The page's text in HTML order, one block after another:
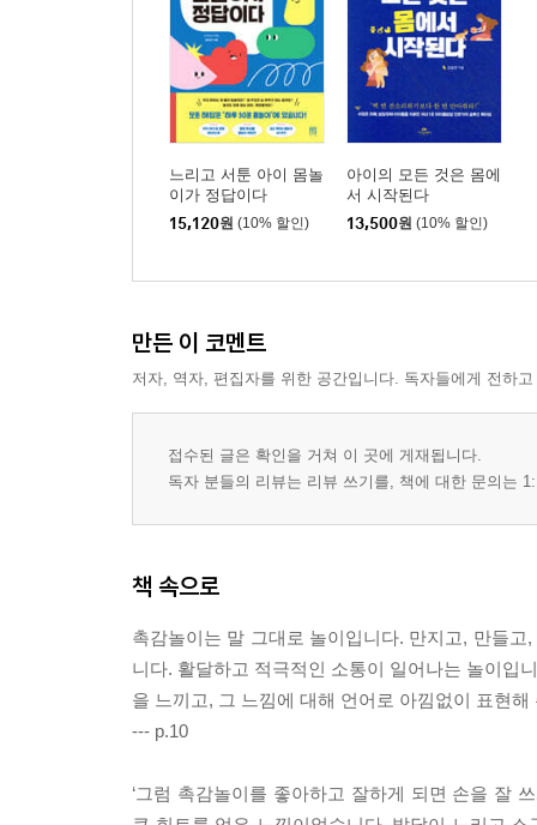
국수(소면) | 라면 | 당면(일반당면, 납작당면) | 파
4. 끈적끈적 손에 붙었어
물풀과 휴지 | 물풀과 스파게티면 | 물풀과 쌀 | 물
물엿과 밀가루 | 밥 | 흑설탕 | 마시멜로 | 라이스페
5. 끈적하고 묵직하네
물과 지점토 | 물과 옹기토(찰흙) | 밀가루 반죽 | 삶
곤약과 밀가루 | 국수와 밀가루와 전분 | 가래떡과
6. 미끌미끌 미끄덩이
두부와 국수와 케첩과 마요네즈 | 죠리퐁과 생크림
8. 먹지 말고 촉감놀이
미역과 파래 | 다시마 | 건빵 | 도토리묵과 청포묵 |
완두콩(깍지콩)과 옥수수 | 소금 | 레몬과 오렌지 |
애호박과 가지 | 천사채 | 얼음 | 달걀 | 감자와 고구
10. 기타 놀이
화장솜 | 폼클레이 | 플레이콘 | 코인티슈 | 쉐이빙
나오며
참고 문헌
느리고 서툰 아이 몸놀
이가 정답이다
15,120원 (10% 할인)
아이의 모든 것은 몸에
서 시작된다
13,500원 (10% 할인)
만든 이 코멘트
저자, 역자, 편집자를 위한 공간입니다. 독자들에게 전하
접수된 글은 확인을 거쳐 이 곳에 게재됩니다.
독자 분들의 리뷰는 리뷰 쓰기를, 책에 대한 문의는
책 속으로
촉감놀이는 말 그대로 놀이입니다. 만지고, 만들
니다. 활달하고 적극적인 소통이 일어나는 놀이입
을 느끼고, 그 느낌에 대해 언어로 아낌없이 표현
--- p.10
‘그럼 촉감놀이를 좋아하고 잘하게 되면 손을 잘